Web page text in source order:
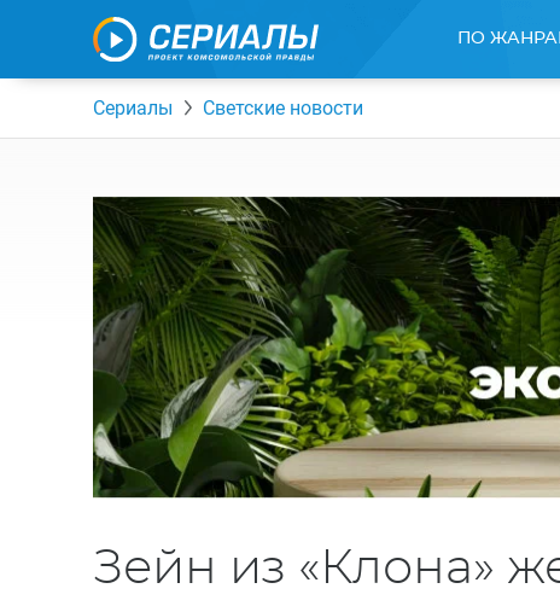
ПО
Сериалы Светские новости
Зейн из «Клона»